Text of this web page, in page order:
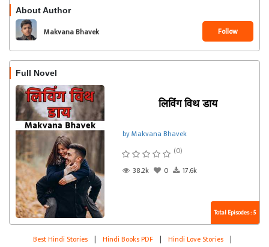
About Author
Makvana Bhavek Follow
Full Novel
लिविंग विथ डाय
by Makvana Bhavek
(0)
38.2k
0 17.6k
Total Episodes : 5
Best Hindi Stories | Hindi Books PDF | Hindi Love Stories |